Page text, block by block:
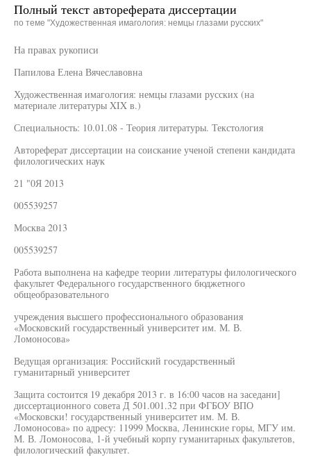
Полный текст автореферата диссертации
по теме "Художественная имагология: немцы глазами русских"
На правах рукописи
Папилова Елена Вячеславовна
Художественная имагология: немцы глазами русских (на
материале литературы XIX в.)
Специальность: 10.01.08 - Теория литературы. Текстология
Автореферат диссертации на соискание ученой степени кандидата
филологических наук
21 "0Я 2013
005539257
Москва 2013
005539257
Работа выполнена на кафедре теории литературы филологического
факультет Федерального государственного бюджетного
общеобразовательного
учреждения высшего профессионального образования
«Московский государственный университет им. М. В.
Ломоносова»
Ведущая организация: Российский государственный
гуманитарный университет
Защита состоится 19 декабря 2013 г. в 16:00 часов на заседани]
диссертационного совета Д 501.001.32 при ФГБОУ ВПО
«Московски! государственный университет им. М. В.
Ломоносова» по адресу: 11999 Москва, Ленинские горы, МГУ им.
М. В. Ломоносова, 1-й учебный корпу гуманитарных факультетов,
филологический факультет.